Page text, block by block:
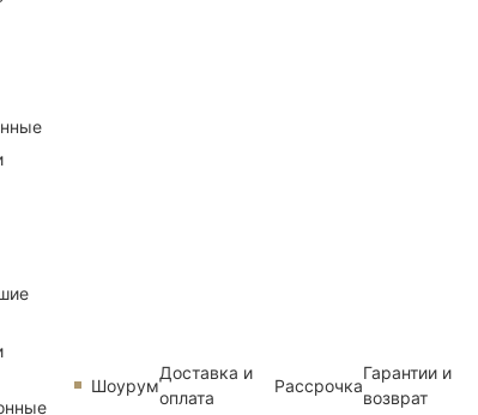
Шоурум
Доставка и
оплата
Рассрочка
Гарантии и
возврат